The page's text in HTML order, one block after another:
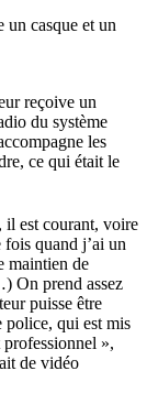
un casque et un
reçoive un
du système
les
ce qui était le
il est courant, voire
fois quand j’ai un
maintien de
On prend assez
puisse être
police, qui est mis
»,
de vidéo